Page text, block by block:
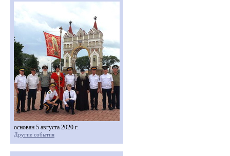
основан 5 августа 2020 г.
Другие события